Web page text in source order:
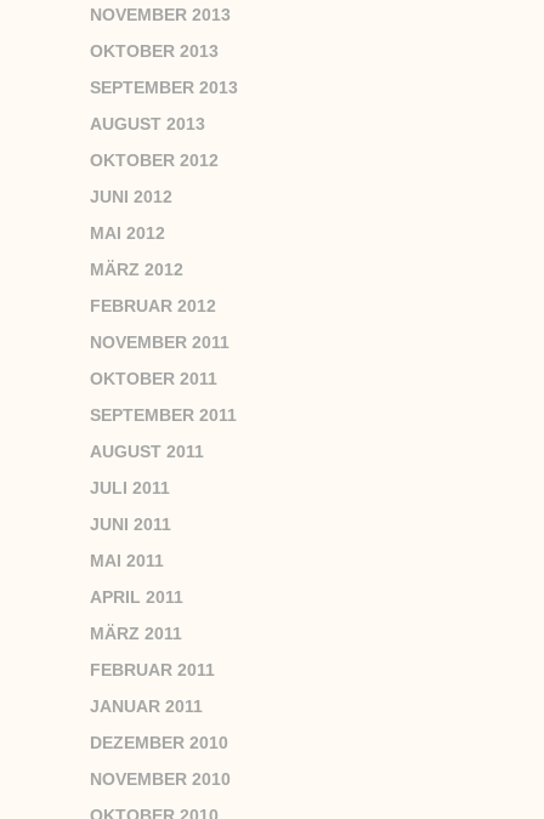
NOVEMBER 2013
OKTOBER 2013
SEPTEMBER 2013
AUGUST 2013
OKTOBER 2012
JUNI 2012
MAI 2012
MÄRZ 2012
FEBRUAR 2012
NOVEMBER 2011
OKTOBER 2011
SEPTEMBER 2011
AUGUST 2011
JULI 2011
JUNI 2011
MAI 2011
APRIL 2011
MÄRZ 2011
FEBRUAR 2011
JANUAR 2011
DEZEMBER 2010
NOVEMBER 2010